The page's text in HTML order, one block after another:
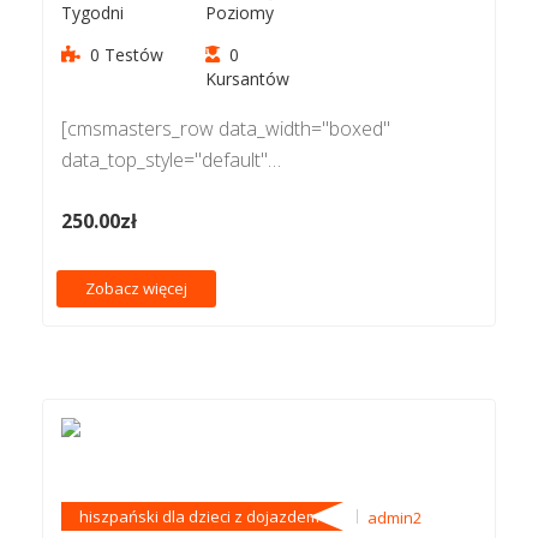
Tygodni
Poziomy
0 Testów
0
Kursantów
[cmsmasters_row data_width="boxed"
data_top_style="default"
data_padding_top="0"][cmsmasters_column
pierwsze Państwa dziecko otrzyma od nas
maksimum…
250.00zł
Zobacz więcej
hiszpański dla dzieci z dojazdem admin2